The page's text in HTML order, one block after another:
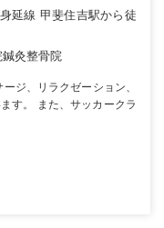
延線 甲斐住吉駅から徒
鍼灸整骨院
ジ、リラクゼーション、
す。 また、サッカークラ